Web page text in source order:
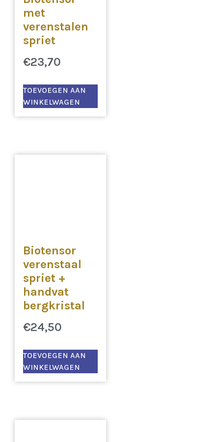
met
verenstalen
spriet
€23,70
TOEVOEGEN AAN
WINKELWAGEN
Biotensor
verenstaal
spriet +
handvat
bergkristal
€24,50
TOEVOEGEN AAN
WINKELWAGEN